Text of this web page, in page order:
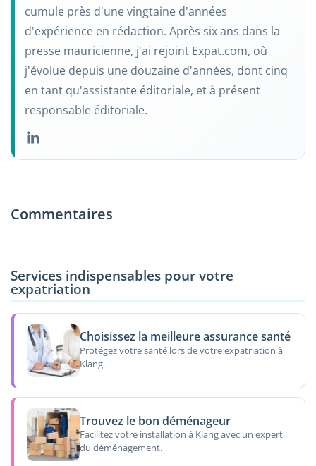
cumule près d'une vingtaine d'années
d'expérience en rédaction. Après six ans dans la
presse mauricienne, j'ai rejoint Expat.com, où
j'évolue depuis une douzaine d'années, dont cinq
en tant qu'assistante éditoriale, et à présent
responsable éditoriale.
Commentaires
Services indispensables pour votre
expatriation
Choisissez la meilleure assurance santé
Protégez votre santé lors de votre expatriation à
Klang.
Trouvez le bon déménageur
Facilitez votre installation à Klang avec un expert
du déménagement.